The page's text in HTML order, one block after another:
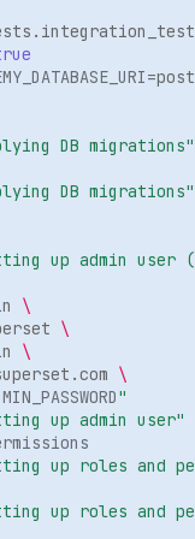
2024.1.2 до
2024.1.1 до
2023.5.3 до
2023.5.2 до
=
DB migrations"
DB migrations"
up admin user
\
\
\
\
"
up admin user"
up roles and
up roles and